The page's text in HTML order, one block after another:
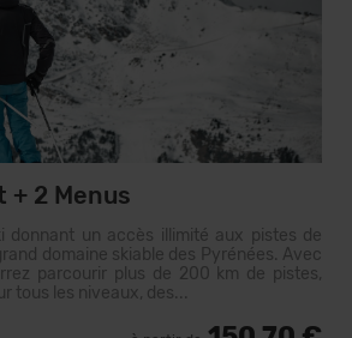
+ 2 Menus
donnant un accès illimité aux pistes de
domaine skiable des Pyrénées. Avec
parcourir plus de 200 km de pistes,
tous les niveaux, des...